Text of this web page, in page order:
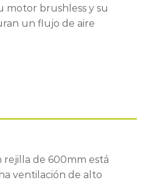
motor brushless y su
un flujo de aire
rejilla de 600mm está
ventilación de alto